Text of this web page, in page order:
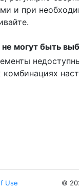
и при
могут быть
комбинациях
Use ©